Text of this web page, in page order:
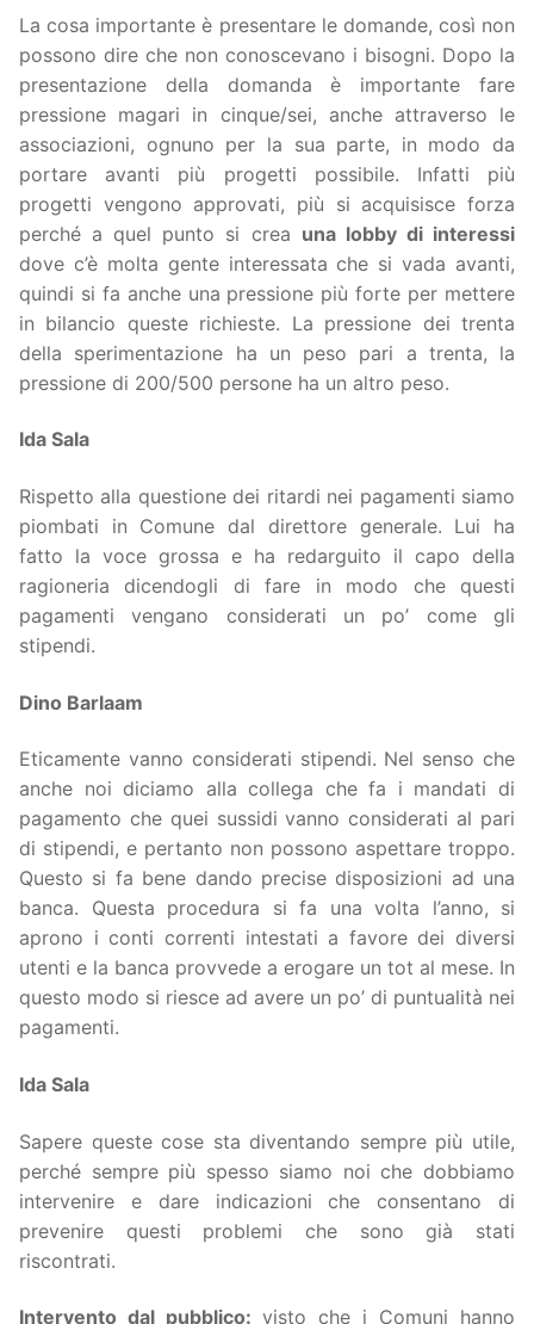
La cosa importante è presentare le domande, così non
possono dire che non conoscevano i bisogni. Dopo la
presentazione della domanda è importante fare
pressione magari in cinque/sei, anche attraverso le
associazioni, ognuno per la sua parte, in modo da
portare avanti più progetti possibile. Infatti più
progetti vengono approvati, più si acquisisce forza
perché a quel punto si crea una lobby di interessi
dove c’è molta gente interessata che si vada avanti,
quindi si fa anche una pressione più forte per mettere
in bilancio queste richieste. La pressione dei trenta
della sperimentazione ha un peso pari a trenta, la
pressione di 200/500 persone ha un altro peso.
Ida Sala
Rispetto alla questione dei ritardi nei pagamenti siamo
piombati in Comune dal direttore generale. Lui ha
fatto la voce grossa e ha redarguito il capo della
ragioneria dicendogli di fare in modo che questi
pagamenti vengano considerati un po’ come gli
stipendi.
Dino Barlaam
Eticamente vanno considerati stipendi. Nel senso che
anche noi diciamo alla collega che fa i mandati di
pagamento che quei sussidi vanno considerati al pari
di stipendi, e pertanto non possono aspettare troppo.
Questo si fa bene dando precise disposizioni ad una
banca. Questa procedura si fa una volta l’anno, si
aprono i conti correnti intestati a favore dei diversi
utenti e la banca provvede a erogare un tot al mese. In
questo modo si riesce ad avere un po’ di puntualità nei
pagamenti.
Ida Sala
Sapere queste cose sta diventando sempre più utile,
perché sempre più spesso siamo noi che dobbiamo
intervenire e dare indicazioni che consentano di
prevenire questi problemi che sono già stati
riscontrati.
Intervento dal pubblico: visto che i Comuni hanno